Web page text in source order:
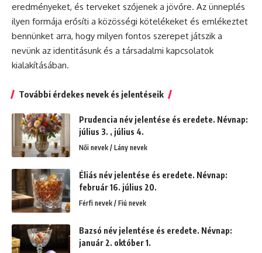
eredményeket, és terveket szőjenek a jövőre. Az ünneplés
ilyen formája erősíti a közösségi kötelékeket és emlékeztet
bennünket arra, hogy milyen fontos szerepet játszik a
nevünk az identitásunk és a társadalmi kapcsolatok
kialakításában.
További érdekes nevek és jelentéseik
Prudencia név jelentése és eredete. Névnap:
július 3. , július 4.
Női nevek / Lány nevek
Éliás név jelentése és eredete. Névnap:
február 16. július 20.
Férfi nevek / Fiú nevek
Bazsó név jelentése és eredete. Névnap:
január 2. október 1.